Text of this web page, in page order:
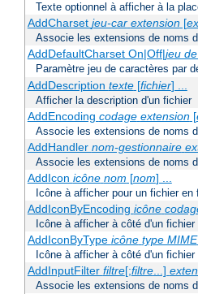
Texte optionnel à afficher à la
AddCharset jeu-car extension[
Associe les extensions de noms
AddDefaultCharset On|Off|jeu
Paramètre jeu de caractères par
AddDescription texte[fichier] ...
Afficher la description d'un fichier
AddEncoding codage extension[
Associe les extensions de noms
AddHandler nom-gestionnaire
Associe les extensions de noms
AddIcon icône nom [nom] ...
Icône à afficher pour un fichier
AddIconByEncoding icône
Icône à afficher à côté d'un
AddIconByType icône type MIME
Icône à afficher à côté d'un
AddInputFilter filtre[;filtre...]
Associe les extensions de noms